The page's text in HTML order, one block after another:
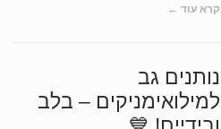
קרא עוד ←
נותנים גב
למילואימניקים – בלב